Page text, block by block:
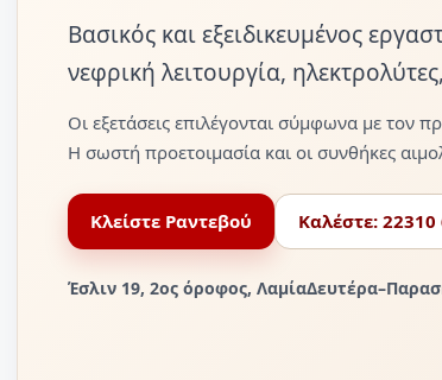
Βασικός και εξειδικευμένος
νεφρική λειτουργία,
Οι εξετάσεις επιλέγονται σύμφωνα με τον
Η σωστή προετοιμασία και οι συνθήκες
Κλείστε Ραντεβού Καλέστε: 22310
Έσλιν 19, 2ος όροφος,